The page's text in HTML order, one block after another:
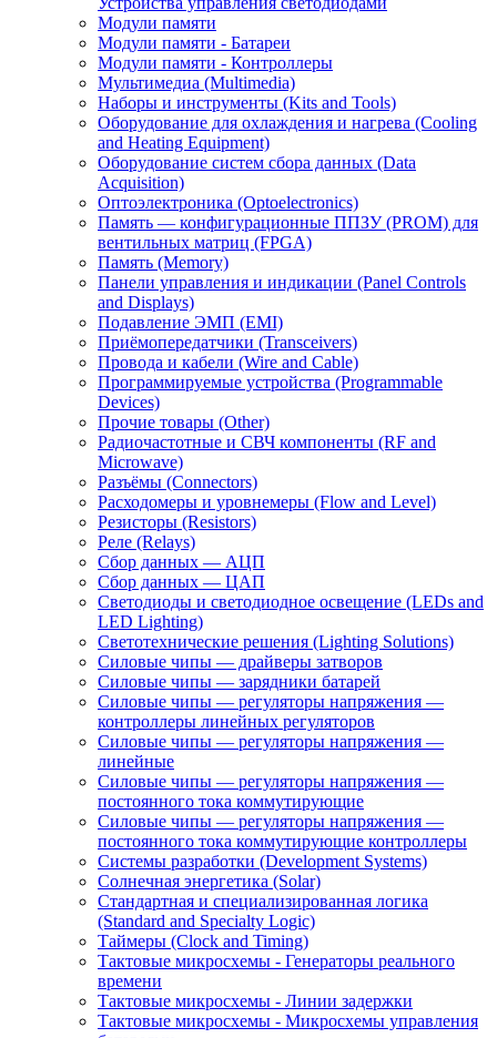
Модули памяти
Модули памяти - Батареи
Модули памяти - Контроллеры
Мультимедиа (Multimedia)
Наборы и инструменты (Kits and Tools)
Оборудование для охлаждения и нагрева (Cooling
and Heating Equipment)
Оборудование систем сбора данных (Data
Acquisition)
Оптоэлектроника (Optoelectronics)
Память — конфигурационные ППЗУ (PROM) для
вентильных матриц (FPGA)
Память (Memory)
Панели управления и индикации (Panel Controls
and Displays)
Подавление ЭМП (EMI)
Приёмопередатчики (Transceivers)
Провода и кабели (Wire and Cable)
Программируемые устройства (Programmable
Devices)
Прочие товары (Other)
Радиочастотные и СВЧ компоненты (RF and
Microwave)
Разъёмы (Connectors)
Расходомеры и уровнемеры (Flow and Level)
Резисторы (Resistors)
Реле (Relays)
Сбор данных — АЦП
Сбор данных — ЦАП
Светодиоды и светодиодное освещение (LEDs and
LED Lighting)
Светотехнические решения (Lighting Solutions)
Силовые чипы — драйверы затворов
Силовые чипы — зарядники батарей
Силовые чипы — регуляторы напряжения —
контроллеры линейных регуляторов
Силовые чипы — регуляторы напряжения —
линейные
Силовые чипы — регуляторы напряжения —
постоянного тока коммутирующие
Силовые чипы — регуляторы напряжения —
постоянного тока коммутирующие контроллеры
Системы разработки (Development Systems)
Солнечная энергетика (Solar)
Стандартная и специализированная логика
(Standard and Specialty Logic)
Таймеры (Clock and Timing)
Тактовые микросхемы - Генераторы реального
времени
Тактовые микросхемы - Линии задержки
Тактовые микросхемы - Микросхемы управления